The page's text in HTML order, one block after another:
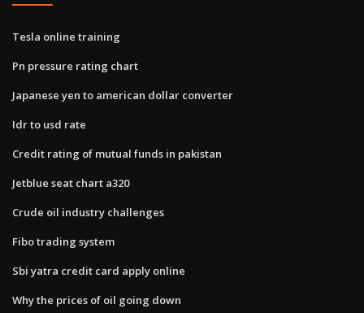
Tesla online training
Pn pressure rating chart
Japanese yen to american dollar converter
Idr to usd rate
Credit rating of mutual funds in pakistan
Jetblue seat chart a320
Crude oil industry challenges
Fibo trading system
Sbi yatra credit card apply online
Why the prices of oil going down